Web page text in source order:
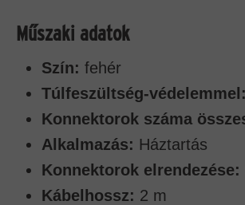
Műszaki adatok
Szín: fehér
Túlfeszültség-védelemmel:
Konnektorok száma
Alkalmazás: Háztartás
Konnektorok elrendezése:
Kábelhossz: 2 m